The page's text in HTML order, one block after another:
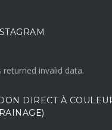
returned invalid data.
DIRECT À